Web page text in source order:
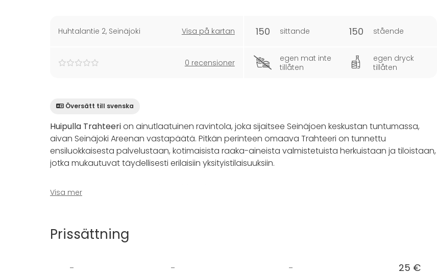
Huhtalantie 2, Seinäjoki Visa på kartan
0 recensioner
150 sittande 150 stående
egen mat inte
tillåten
egen dryck
tillåten
Översätt till svenska
Huipulla Trahteerion ainutlaatuinen ravintola, joka sijaitsee Seinäjoen keskustan tuntumassa,
aivan Seinäjoki Areenan vastapäätä. Pitkän perinteen omaava Trahteeri on tunnettu
ensiluokkaisesta palvelustaan, kotimaisista raaka-aineista valmistetuista herkuistaan ja tiloistaan,
jotka mukautuvat täydellisesti erilaisiin yksityistilaisuuksiin.
Olipa kyseessä yrityksen tärkeä juhla tai perheen merkkipäivä, Trahteeri tarjoaa monipuoliset ja
muuntautumiskykyiset puitteet, joissa juhlan tunnelma pääsee loistamaan. Tilan esteettömyys,
Visa mer
Prissättning
- - - 25 €